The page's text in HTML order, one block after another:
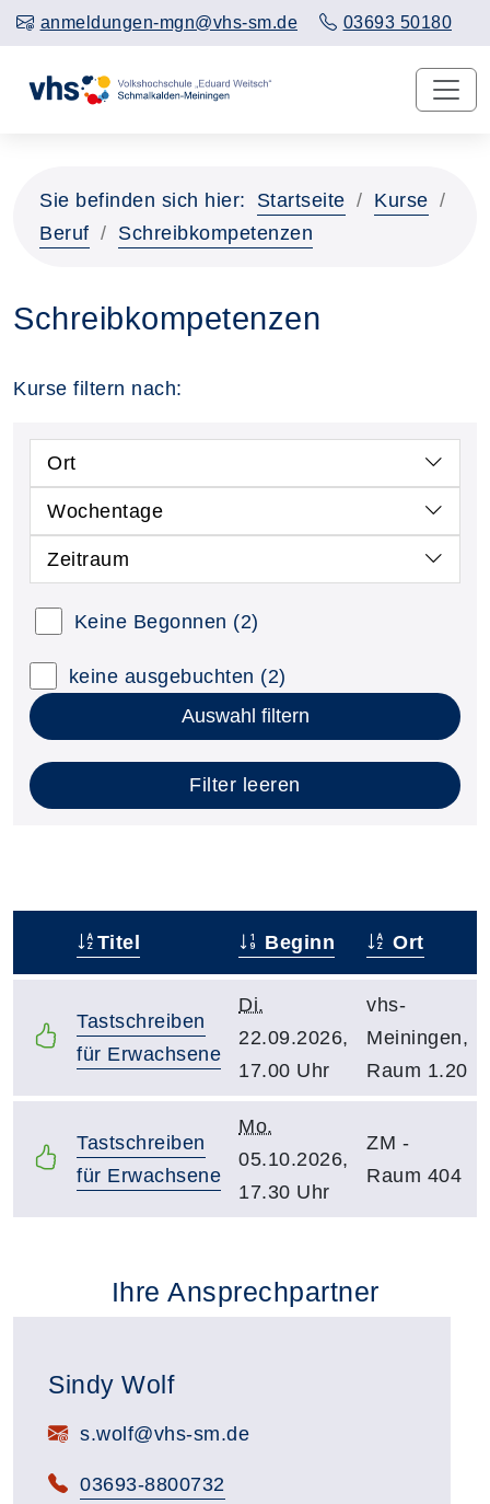
anmeldungen-mgn@vhs-sm.de 03693 50180
Sie befinden sich hier: Startseite
Kurse
Beruf
Schreibkompetenzen
Schreibkompetenzen
Kurse filtern nach:
Ort
Wochentage
Zeitraum
Keine Begonnen (2)
keine ausgebuchten (2)
Auswahl filtern
Filter leeren
Titel Beginn Ort
Tastschreiben
für Erwachsene
Di.
22.09.2026,
17.00 Uhr
vhs-
Meiningen,
Raum 1.20
Tastschreiben
für Erwachsene
Mo.
05.10.2026,
17.30 Uhr
ZM -
Raum 404
Ihre Ansprechpartner
Sindy Wolf
E-Mail:s.wolf@vhs-sm.de
Telefon:
03693-8800732